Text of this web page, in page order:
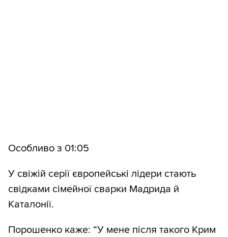
Особливо з 01:05
У свіжій серії європейські лідери стають
свідками сімейної сварки Мадрида й
Каталонії.
Порошенко каже: “У мене після такого Крим